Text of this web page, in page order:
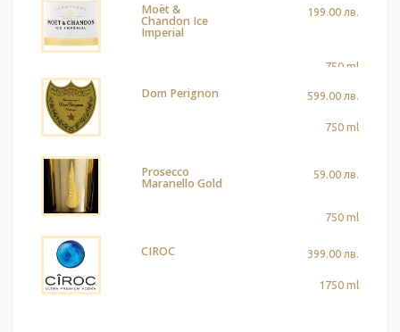
Moët &
Chandon Ice
Imperial
199.00 лв.
750 ml
Dom Perignon 599.00 лв.
750 ml
Prosecco
Maranello Gold
59.00 лв.
750 ml
CIROC 399.00 лв.
1750 ml